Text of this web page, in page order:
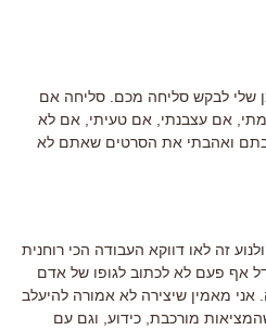
שלי לבקש סליחה מכם. סליחה אם
אם עצבנתי, אם טעיתי, אם לא
ואהבתי את הסרטים שאתם לא
זה לאו דווקא העבודה הכי רוחנית
אף פעם לא לכתוב לגופו של אדם
אני מאמין שיצירה לא אמורה להיעלב
מורכבת, כידוע, וגם עם